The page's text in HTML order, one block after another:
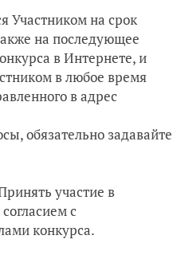
Участником на срок
на последующее
в Интернете, и
в любое время
в адрес
обязательно задавайте
участие в
с
конкурса.